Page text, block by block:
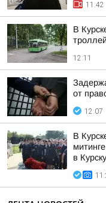
11:42
В
12:11
от
12:07
В
в